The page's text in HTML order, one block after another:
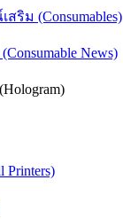
ริม (Consumables)
News)